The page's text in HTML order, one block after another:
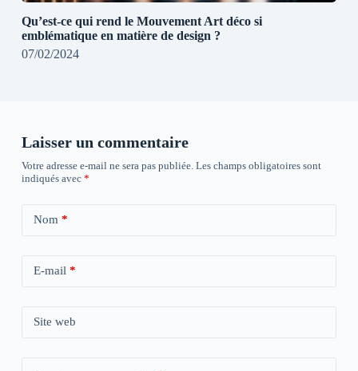
Qu’est-ce qui rend le Mouvement Art déco si
emblématique en matière de design ?
07/02/2024
Laisser un commentaire
Votre adresse e-mail ne sera pas publiée. Les champs obligatoires sont
indiqués avec *
Nom*
E-mail*
Site web